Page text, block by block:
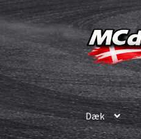
Spring
til
navigation
Spring
til
indhold
Dæk